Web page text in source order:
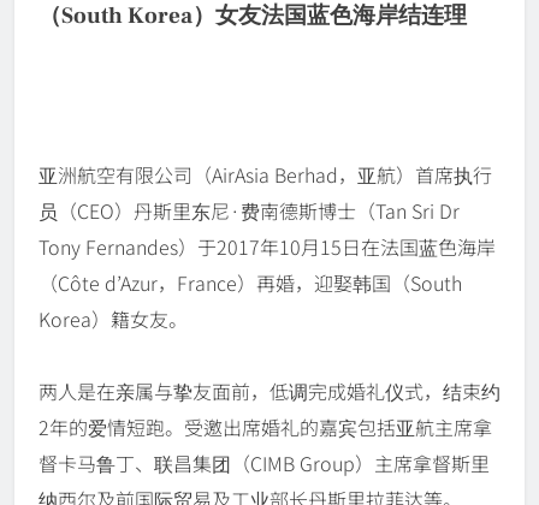
（South Korea）女友法国蓝色海岸结连理
亚洲航空有限公司（AirAsia Berhad，亚航）首席执行
员（CEO）丹斯里东尼·费南德斯博士（Tan Sri Dr
Tony Fernandes）于2017年10月15日在法国蓝色海岸
（Côte d’Azur，France）再婚，迎娶韩国（South
Korea）籍女友。
两人是在亲属与挚友面前，低调完成婚礼仪式，结束约
2年的爱情短跑。受邀出席婚礼的嘉宾包括亚航主席拿
督卡马鲁丁、联昌集团（CIMB Group）主席拿督斯里